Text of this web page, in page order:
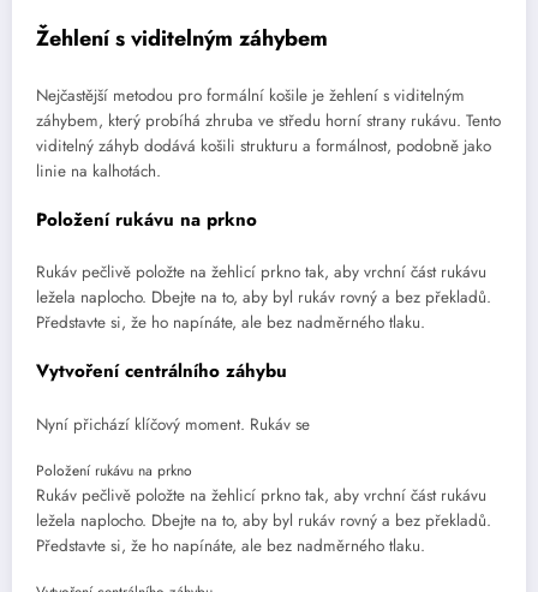
Žehlení s viditelným záhybem
Nejčastější metodou pro formální košile je žehlení s viditelným
záhybem, který probíhá zhruba ve středu horní strany rukávu. Tento
viditelný záhyb dodává košili strukturu a formálnost, podobně jako
linie na kalhotách.
Položení rukávu na prkno
Rukáv pečlivě položte na žehlicí prkno tak, aby vrchní část rukávu
ležela naplocho. Dbejte na to, aby byl rukáv rovný a bez překladů.
Představte si, že ho napínáte, ale bez nadměrného tlaku.
Vytvoření centrálního záhybu
Nyní přichází klíčový moment. Rukáv se
Položení rukávu na prkno
Rukáv pečlivě položte na žehlicí prkno tak, aby vrchní část rukávu
ležela naplocho. Dbejte na to, aby byl rukáv rovný a bez překladů.
Představte si, že ho napínáte, ale bez nadměrného tlaku.